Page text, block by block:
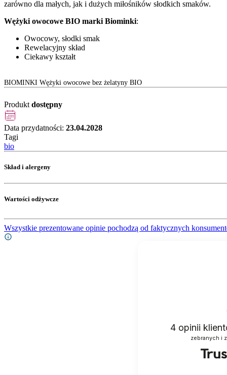
zarówno dla małych, jak i dużych miłośników słodkich smaków.
Wężyki owocowe BIO marki Biominki:
Owocowy, słodki smak
Rewelacyjny skład
Ciekawy kształt
BIOMINKI Wężyki owocowe bez żelatyny BIO
Produkt dostępny
Data przydatności: 23.04.2028
Tagi
bio
Skład i alergeny
Wartości odżywcze
Wszystkie prezentowane opinie pochodzą od faktycznych
4 opinii
zebranych i